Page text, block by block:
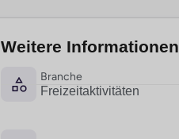
Weitere Informationen
Branche
Freizeitaktivitäten